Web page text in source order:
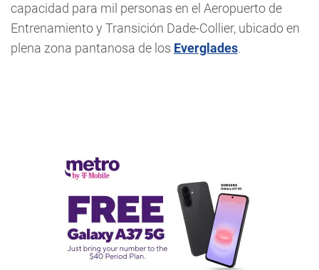
capacidad para mil personas en el Aeropuerto de
Entrenamiento y Transición Dade-Collier, ubicado en
plena zona pantanosa de los Everglades.